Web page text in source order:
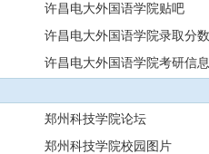
许昌电大外国语学院贴吧
许昌电大外国语学院录取分
许昌电大外国语学院考研信息
郑州科技学院论坛
郑州科技学院校园图片